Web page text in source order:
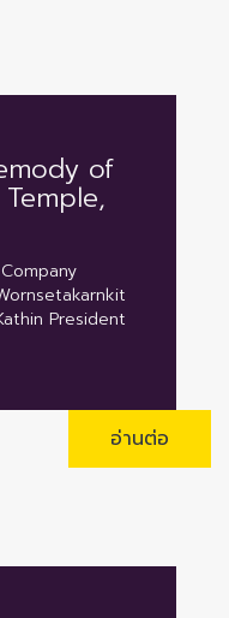
of
President
อ่านต่อ